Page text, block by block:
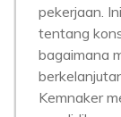
pekerjaan.
tentang
bagaimana
Kemnaker